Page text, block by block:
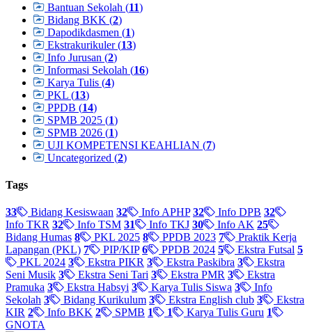
Bantuan Sekolah (11)
Bidang BKK (2)
Dapodikdasmen (1)
Ekstrakurikuler (13)
Info Jurusan (2)
Informasi Sekolah (16)
Karya Tulis (4)
PKL (13)
PPDB (14)
SPMB 2025 (1)
SPMB 2026 (1)
UJI KOMPETENSI KEAHLIAN (7)
Uncategorized (2)
Tags
33 Bidang Kesiswaan 32 Info APHP 32 Info DPB 32
Info TKR 32 Info TSM 31 Info TKJ 30 Info AK 25
Bidang Humas 8 PKL 2025 8 PPDB 2023 7
Praktik Kerja
Lapangan (PKL) 7 PIP/KIP 6 PPDB 2024 5 Ekstra Futsal 5
PKL 2024 3 Ekstra PIKR 3 Ekstra Paskibra 3
Ekstra
Seni Musik 3 Ekstra Seni Tari 3 Ekstra PMR 3
Ekstra
Pramuka 3 Ekstra Habsyi 3 Karya Tulis Siswa 3
Info
Sekolah 3 Bidang Kurikulum 3 Ekstra English club 3
Ekstra
KIR 2 Info BKK 2 SPMB 1 1 Karya Tulis Guru 1
GNOTA